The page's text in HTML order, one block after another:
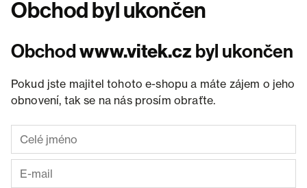
Obchod byl ukončen
Obchodwww.vitek.cz byl ukončen
Pokud jste majitel tohoto e-shopu a máte zájem o jeho
obnovení, tak se na nás prosím obraťte.